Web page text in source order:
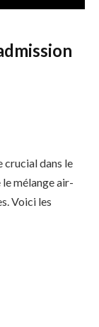
crucial dans le
mélange air-
Voici les